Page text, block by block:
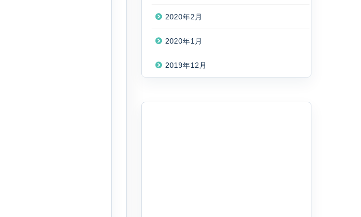
2020年2月
2020年1月
2019年12月